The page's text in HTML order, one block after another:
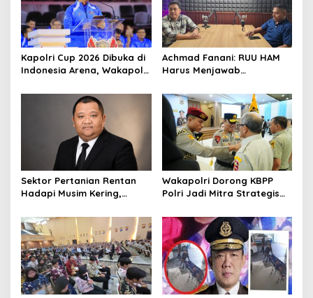
Kapolri Cup 2026 Dibuka di
Indonesia Arena, Wakapolri
Berdaya Saing Global
Achmad Fanani: RUU HAM
Harus Menjawab
Sektor Pertanian Rentan
Hadapi Musim Kering,
Jadi Solusi
Wakapolri Dorong KBPP
Polri Jadi Mitra Strategis